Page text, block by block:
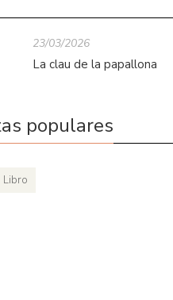
23/03/2026
La clau de la papallona
populares
Libro